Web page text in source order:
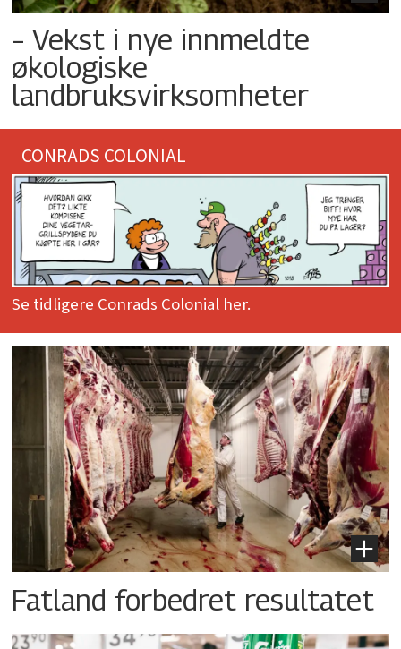
– Vekst i nye innmeldte
økologiske
landbruksvirksomheter
CONRADS COLONIAL
Se tidligere Conrads Colonial her.
Fatland forbedret resultatet